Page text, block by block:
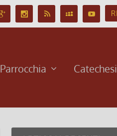
Parrocchia Catechesi